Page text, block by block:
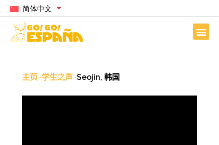
简体中文
主页·学生之声·Seojin, 韩国